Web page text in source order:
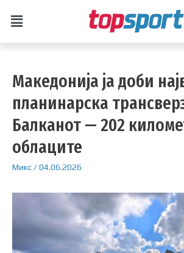
Македонија ја доби
планинарска
Балканот — 202
облаците
Микс/04.06.2026